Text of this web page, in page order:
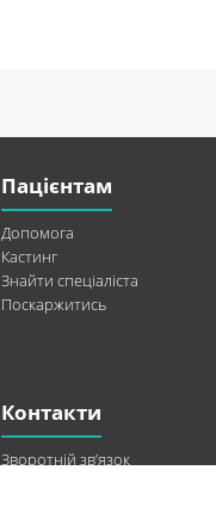
Пацієнтам
Допомога
Кастинг
Знайти спеціаліста
Поскаржитись
Контакти
Зворотній зв’язок